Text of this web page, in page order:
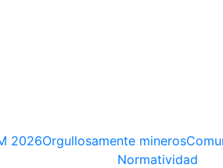
2026Orgullosamente mineros
Normatividad